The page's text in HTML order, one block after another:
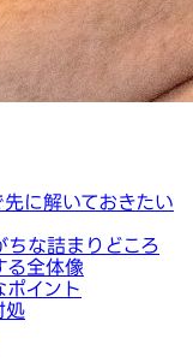
に解いておきたい
な詰まりどころ
る全体像
イント
処